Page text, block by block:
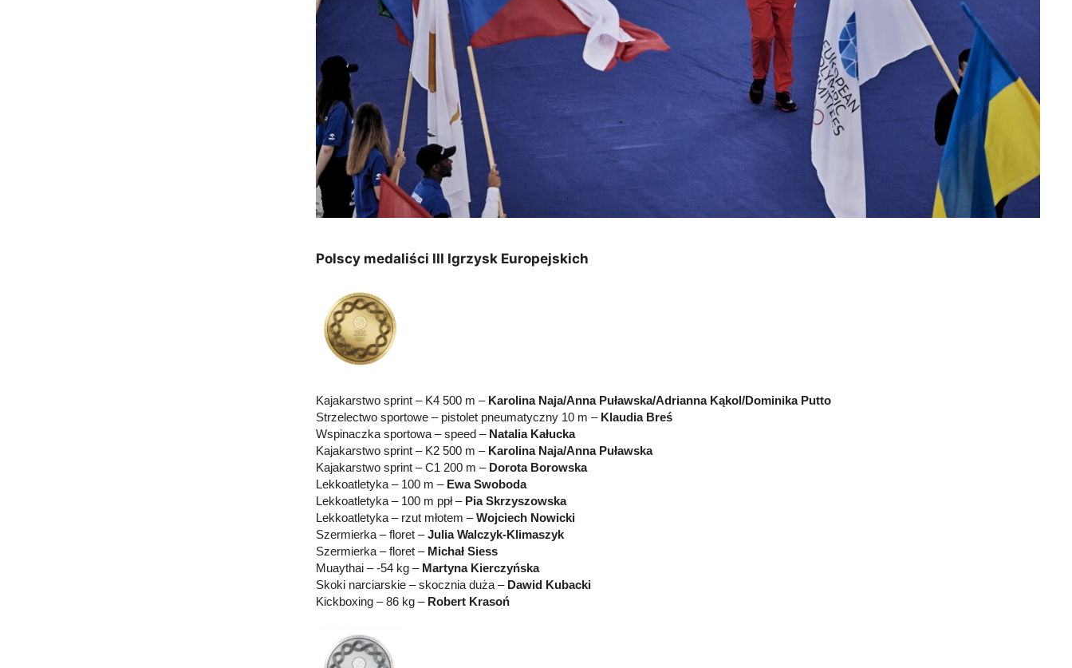
Polscy medaliści III Igrzysk Europejskich
Kajakarstwo sprint – K4 500 m – Karolina Naja/Anna Puławska/Adrianna Kąkol/Dominika Putto
Strzelectwo sportowe – pistolet pneumatyczny 10 m – Klaudia Breś
Wspinaczka sportowa – speed – Natalia Kałucka
Kajakarstwo sprint – K2 500 m – Karolina Naja/Anna Puławska
Kajakarstwo sprint – C1 200 m – Dorota Borowska
Lekkoatletyka – 100 m – Ewa Swoboda
Lekkoatletyka – 100 m ppł – Pia Skrzyszowska
Lekkoatletyka – rzut młotem –Wojciech Nowicki
Szermierka – floret –Julia Walczyk-Klimaszyk
Szermierka – floret – Michał Siess
Muaythai – -54 kg – Martyna Kierczyńska
Skoki narciarskie – skocznia duża – Dawid Kubacki
Kickboxing – 86 kg – Robert Krasoń